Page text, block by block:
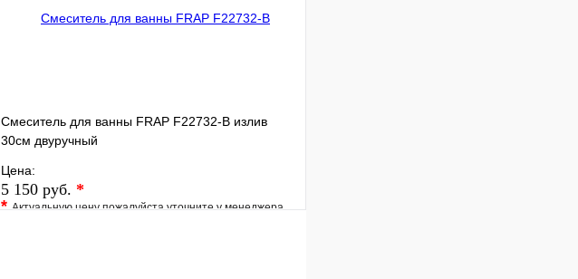
Смеситель для ванны FRAP F22732-B излив
30см двуручный
Цена:
5 150 руб. *
*Актуальную цену пожалуйста уточните у менеджера